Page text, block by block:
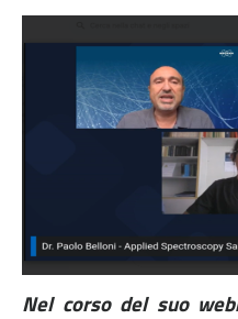
Nel corso del suo